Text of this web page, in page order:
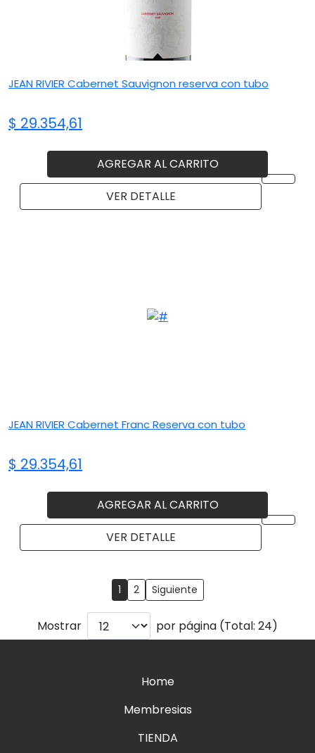
JEAN RIVIER Cabernet Sauvignon reserva con tubo
$ 29.354,61
AGREGAR AL CARRITO
VER DETALLE
JEAN RIVIER Cabernet Franc Reserva con tubo
$ 29.354,61
AGREGAR AL CARRITO
VER DETALLE
1 2 Siguiente
Mostrar por página (Total: 24)
Home
Membresias
TIENDA